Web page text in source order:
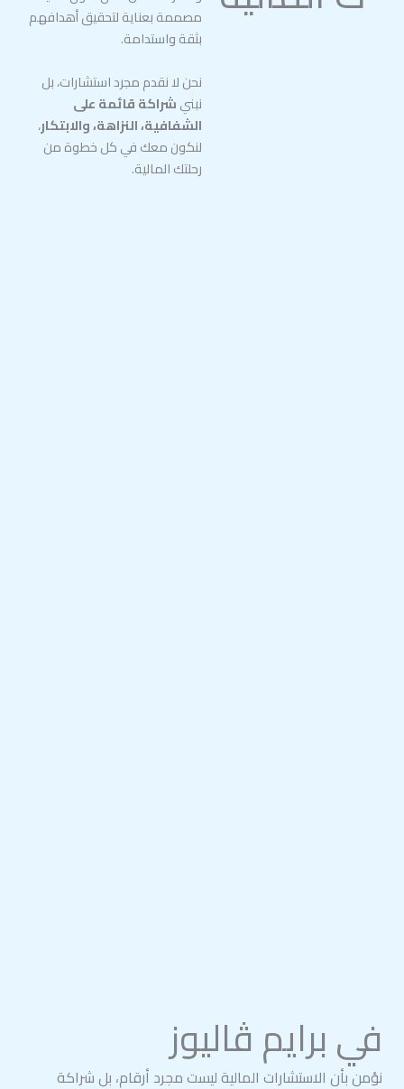
مصممة بعناية لتحقيق أهدافهم
بثقة واستدامة.
نحن لا نقدم مجرد استشارات، بل
نبنيشراكة قائمة على
الشفافية، النزاهة، والابتكار،
لنكون معك في كل خطوة من
رحلتك المالية.
في برايم ڤاليوز
نؤمن بأن الاستشارات المالية ليست مجرد أرقام، بل شراكة